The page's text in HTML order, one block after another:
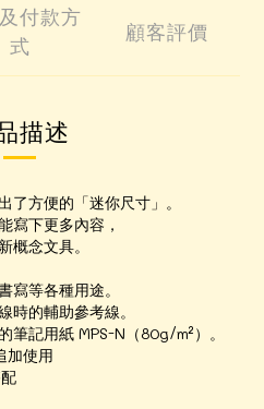
付款方
式
顧客評價
描述
了方便的「迷你尺寸」。
寫下更多內容，
概念文具。
寫等各種用途。
時的輔助參考線。
筆記用紙 MPS-N（80g/m²）。
加使用